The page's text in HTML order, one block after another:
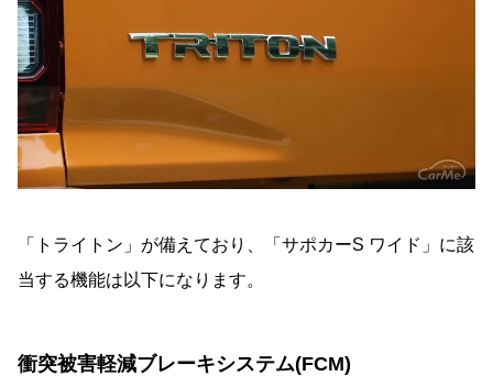
「トライトン」が備えており、「サポカーS ワイド」に該
当する機能は以下になります。
衝突被害軽減ブレーキシステム(FCM)